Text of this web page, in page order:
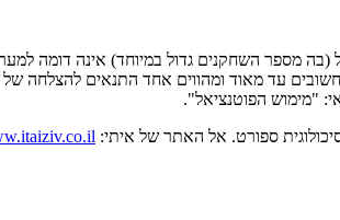
מספר השחקנים גדול במיוחד) אינה דומה
עד מאוד ומהווים אחד התנאים להצלחה
"מימוש הפוטנציאל".